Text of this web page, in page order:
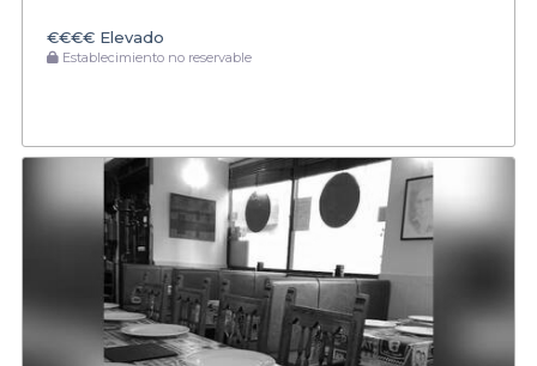
€€€€ Elevado
Establecimiento no reservable